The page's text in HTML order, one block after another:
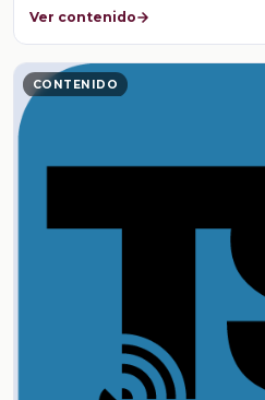
Ver contenido
CONTENIDO